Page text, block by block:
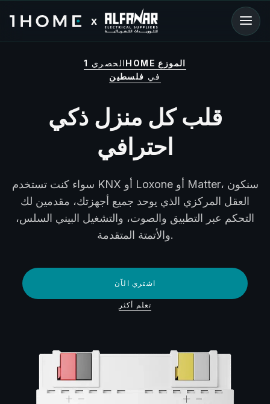
x
الحصري
1HOME الموزع
في فلسطين
قلب كل منزل ذكي
احترافي
سواء كنت تستخدم KNX أو Loxone أو Matter، سنكون
العقل المركزي الذي يوحد جميع أجهزتك، مقدمين لك
التحكم عبر التطبيق والصوت، والتشغيل البيني السلس،
والأتمتة المتقدمة.
اشتري الآن
تعلم أكثر